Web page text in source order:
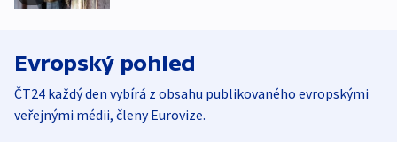
Evropský pohled
ČT24 každý den vybírá z obsahu publikovaného evropskými
veřejnými médii, členy Eurovize.